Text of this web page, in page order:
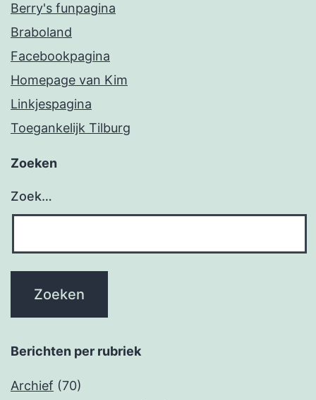
Berry's funpagina
Braboland
Facebookpagina
Homepage van Kim
Linkjespagina
Toegankelijk Tilburg
Zoeken
Zoek…
Berichten per rubriek
Archief (70)